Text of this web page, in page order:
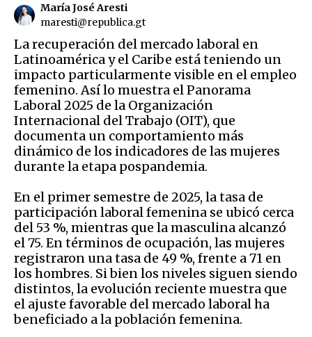
María José Aresti
maresti@republica.gt
La recuperación del mercado laboral en
Latinoamérica y el Caribe está teniendo un
impacto particularmente visible en el empleo
femenino. Así lo muestra el Panorama
Laboral 2025 de la Organización
Internacional del Trabajo (OIT), que
documenta un comportamiento más
dinámico de los indicadores de las mujeres
durante la etapa pospandemia.
En el primer semestre de 2025, la tasa de
participación laboral femenina se ubicó cerca
del 53 %, mientras que la masculina alcanzó
el 75. En términos de ocupación, las mujeres
registraron una tasa de 49 %, frente a 71 en
los hombres. Si bien los niveles siguen siendo
distintos, la evolución reciente muestra que
el ajuste favorable del mercado laboral ha
beneficiado a la población femenina.